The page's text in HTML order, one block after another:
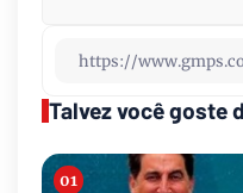
Talvez você goste